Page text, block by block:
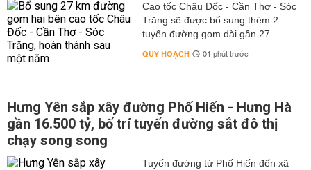
Cao tốc Châu Đốc - Cần Thơ - Sóc
Trăng sẽ được bổ sung thêm 2
tuyến đường gom dài gần 27...
QUY HOẠCH 01 phút trước
Hưng Yên sắp xây đường Phố Hiến - Hưng Hà
gần 16.500 tỷ, bố trí tuyến đường sắt đô thị
chạy song song
Tuyến đường từ Phố Hiến đến xã